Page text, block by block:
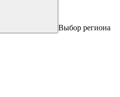
Выбор региона